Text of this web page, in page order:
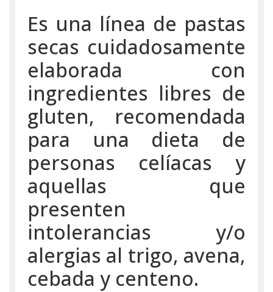
Es una línea de pastas
secas cuidadosamente
elaborada con
ingredientes libres de
gluten, recomendada
para una dieta de
personas celíacas y
aquellas que
presenten
intolerancias y/o
alergias al trigo, avena,
cebada y centeno.